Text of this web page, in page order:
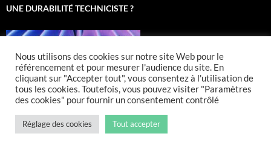
UNE DURABILITÉ TECHNICISTE ?
Fièrement propulsé par WordPress
Nous utilisons des cookies sur notre site Web pour le
référencement et pour mesurer l'audience du site. En
cliquant sur "Accepter tout", vous consentez à l'utilisation de
tous les cookies. Toutefois, vous pouvez visiter "Paramètres
des cookies" pour fournir un consentement contrôlé
Réglage des cookies Tout accepter